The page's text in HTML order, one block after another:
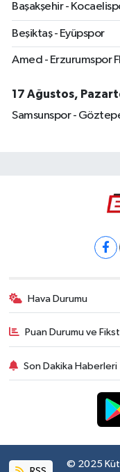
Başakşehir -
Beşiktaş - Eyüpspor
Amed - Erzurumspor
17 Ağustos,
Samsunspor -
Hava Durumu
Puan Durumu ve
Son Dakika Haberleri
© 2025